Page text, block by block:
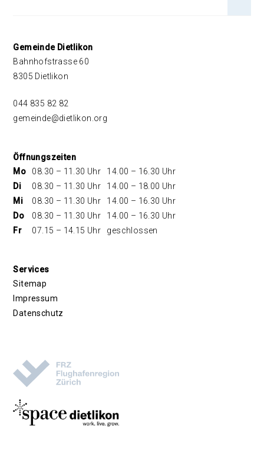
Footer
Gemeinde Dietlikon
Bahnhofstrasse 60
8305 Dietlikon
044 835 82 82
gemeinde@dietlikon.org
Öffnungszeiten
Mo
08.30 – 11.30 Uhr
14.00 – 16.30 Uhr
Di
08.30 – 11.30 Uhr
14.00 – 18.00 Uhr
Mi
08.30 – 11.30 Uhr
14.00 – 16.30 Uhr
Do
08.30 – 11.30 Uhr
14.00 – 16.30 Uhr
Fr
07.15 – 14.15 Uhr geschlossen
Services
Sitemap
Impressum
Datenschutz